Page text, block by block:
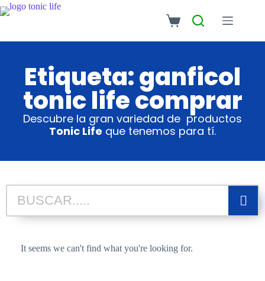
Etiqueta: ganficol
tonic life comprar
Descubre la gran variedad de productos
Tonic Life que tenemos para tí.
It seems we can't find what you're looking for.